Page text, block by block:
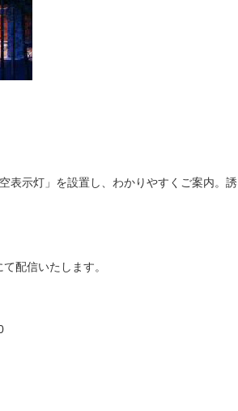
表示灯」を設置し、わかりやすくご案内。誘
配信いたします。